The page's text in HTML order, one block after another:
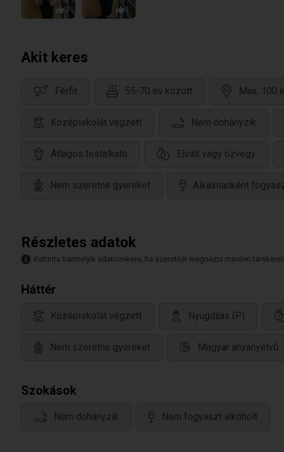
3 1
Akit keres
Férfit 55-70 év között Max. 100
Középiskolát végzett Nem dohányzik
Átlagos testalkatú Elvált vagy özvegy
Nem szeretne gyereket Alkalmanként
Részletes adatok
Kattints bármelyik adatcímkére, ha szeretnél megnézni minden
Háttér
Középiskolát végzett Nyugdíjas (P)
Nem szeretne gyereket Magyar anyanyelvű
Szokások
Nem dohányzik Nem fogyaszt alkoholt